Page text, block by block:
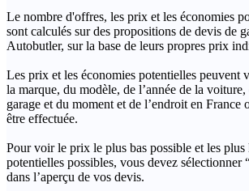
Le nombre d'offres, les prix et les économies
sont calculés sur des propositions de devis de
Autobutler, sur la base de leurs propres prix
Les prix et les économies potentielles peuvent
la marque, du modèle, de l’année de la
garage et du moment et de l’endroit en France
être effectuée.
Pour voir le prix le plus bas possible et les plus
potentielles possibles, vous devez sélectionner
dans l’aperçu de vos devis.